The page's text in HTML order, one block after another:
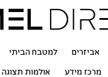
אביזרים למטבח הביתי
מרכז מידע אולמות תצוגה